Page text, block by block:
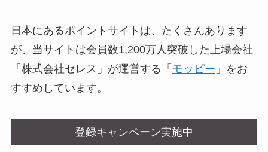
日本にあるポイントサイトは、たくさんあります
が、当サイトは会員数1,200万人突破した上場会社
「株式会社セレス」が運営する「 モッピー 」をお
すすめしています。
登録キャンペーン実施中